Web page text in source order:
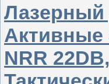
Лазерный
Активные
NRR